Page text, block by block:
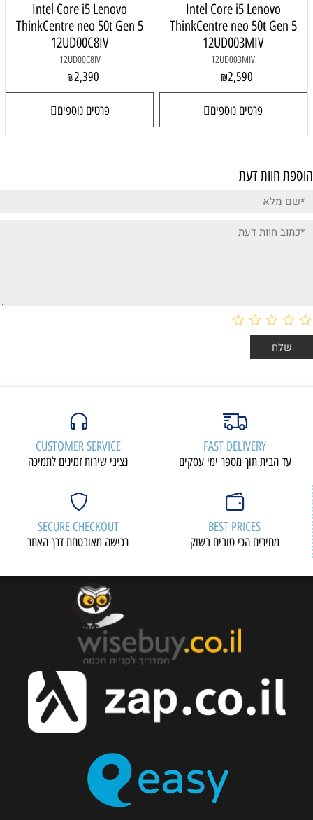
Intel Core i5 Lenovo
ThinkCentre neo 50t Gen 5
12UD003MIV
12UD003MIV
₪2,590
פרטים נוספים
Intel Core i5 Lenovo
ThinkCentre neo 50t Gen 5
12UD00C8IV
12UD00C8IV
₪2,390
פרטים נוספים
הוספת חוות דעת
FAST DELIVERY
עד הבית תוך מספר ימי עסקים
CUSTOMER SERVICE
נציגי שירות זמינים לתמיכה
BEST PRICES
מחירים הכי טובים בשוק
SECURE CHECKOUT
רכישה מאובטחת דרך האתר